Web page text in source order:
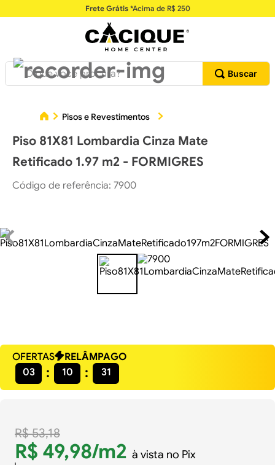
Frete Grátis*Acima de R$ 250
O que você procura?
Pisos e Revestimentos
Piso 81X81 Lombardia Cinza Mate
Retificado 1.97 m2 - FORMIGRES
Código de referência: 7900
OFERTAS
RELÂMPAGO
03
10 30
R$ 53,18
R$ 49,98/m2 à vista no Pix